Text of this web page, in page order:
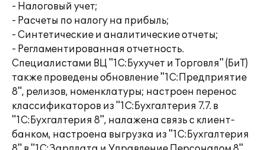
- Налоговый учет;
- Расчеты по налогу на прибыль;
- Синтетические и аналитические отчеты;
- Регламентированная отчетность.
Специалистами ВЦ "1С:Бухучет и Торговля" (БиТ)
также проведены обновление "1С:Предприятие
8", релизов, номенклатуры; настроен перенос
классификаторов из "1С:Бухгалтерия 7.7. в
"1С:Бухгалтерия 8", налажена связь с клиент-
банком, настроена выгрузка из "1С:Бухгалтерия